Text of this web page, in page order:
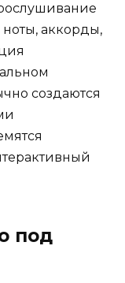
аккорды,
создаются
под